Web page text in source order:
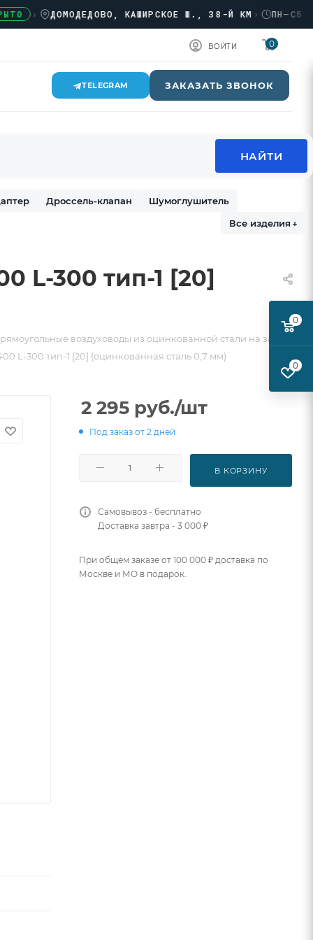
› ДОМОДЕДОВО, КАШИРСКОЕ Ш., 38-Й КМ› ПН–СБ ·
ВОЙТИ 0
TELEGRAM ЗАКАЗАТЬ ЗВОНОК
Дроссель-клапан
Шумоглушитель
Все изделия ↓
L-300 тип-1 [20]
воздуховоды из оцинкованной стали на заказ
L-300 тип-1 [20] (оцинкованная сталь 0,7 мм)
2 295 руб./шт
Под заказ от 2 дней
В КОРЗИНУ
Самовывоз - бесплатно
Доставка завтра - 3 000 ₽
При общем заказе от 100 000 ₽ доставка по
Москве и МО в подарок.
0
0